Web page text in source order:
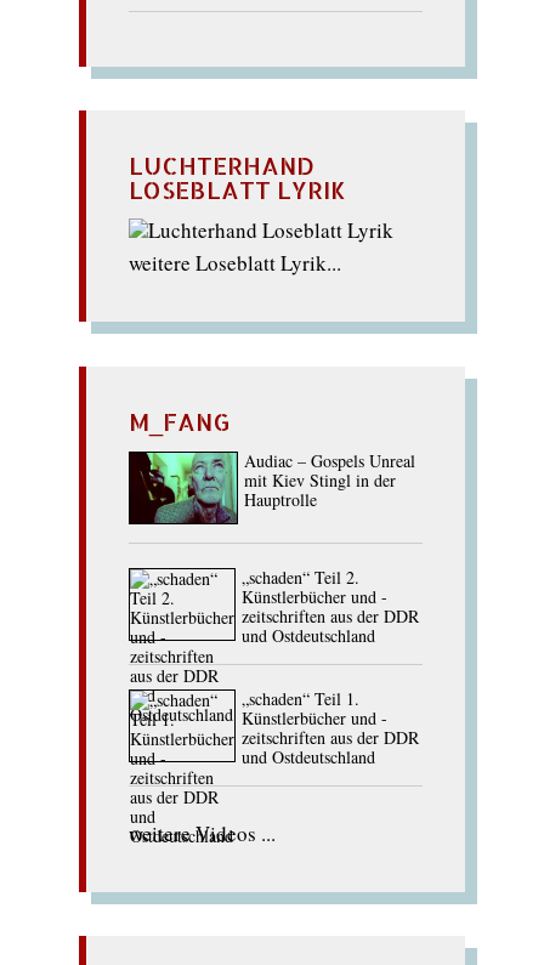
LUCHTERHAND
LOSEBLATT LYRIK
weitere Loseblatt Lyrik...
M_FANG
Audiac – Gospels Unreal
mit Kiev Stingl in der
Hauptrolle
„schaden“ Teil 2.
Künstlerbücher und -
zeitschriften aus der DDR
und Ostdeutschland
„schaden“ Teil 1.
Künstlerbücher und -
zeitschriften aus der DDR
und Ostdeutschland
weitere Videos ...